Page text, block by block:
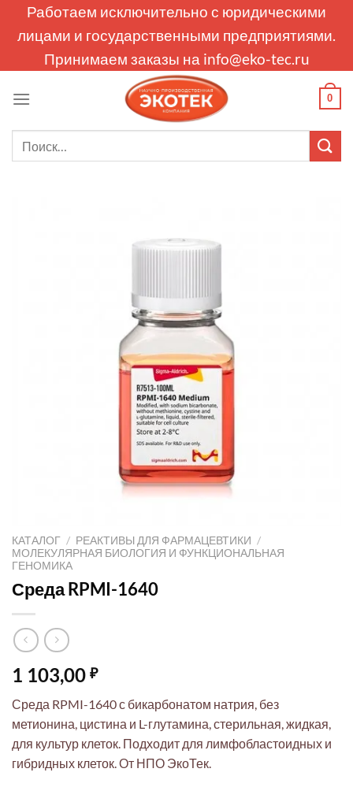
Работаем исключительно с юридическими
лицами и государственными предприятиями.
Принимаем заказы на info@eko-tec.ru
0
КАТАЛОГ / РЕАКТИВЫ ДЛЯ ФАРМАЦЕВТИКИ /
МОЛЕКУЛЯРНАЯ БИОЛОГИЯ И ФУНКЦИОНАЛЬНАЯ
ГЕНОМИКА
Среда RPMI-1640
1 103,00 ₽
Среда RPMI-1640 с бикарбонатом натрия, без
метионина, цистина и L-глутамина, стерильная, жидкая,
для культур клеток. Подходит для лимфобластоидных и
гибридных клеток. От НПО ЭкоТек.